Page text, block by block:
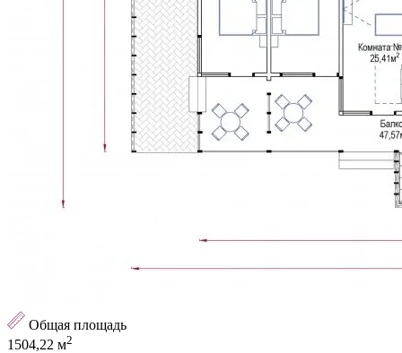
Общая площадь
1504,22 м2